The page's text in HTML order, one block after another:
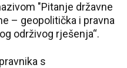
"Pitanje državne
– geopolitička i pravna
održivog rješenja“.
s